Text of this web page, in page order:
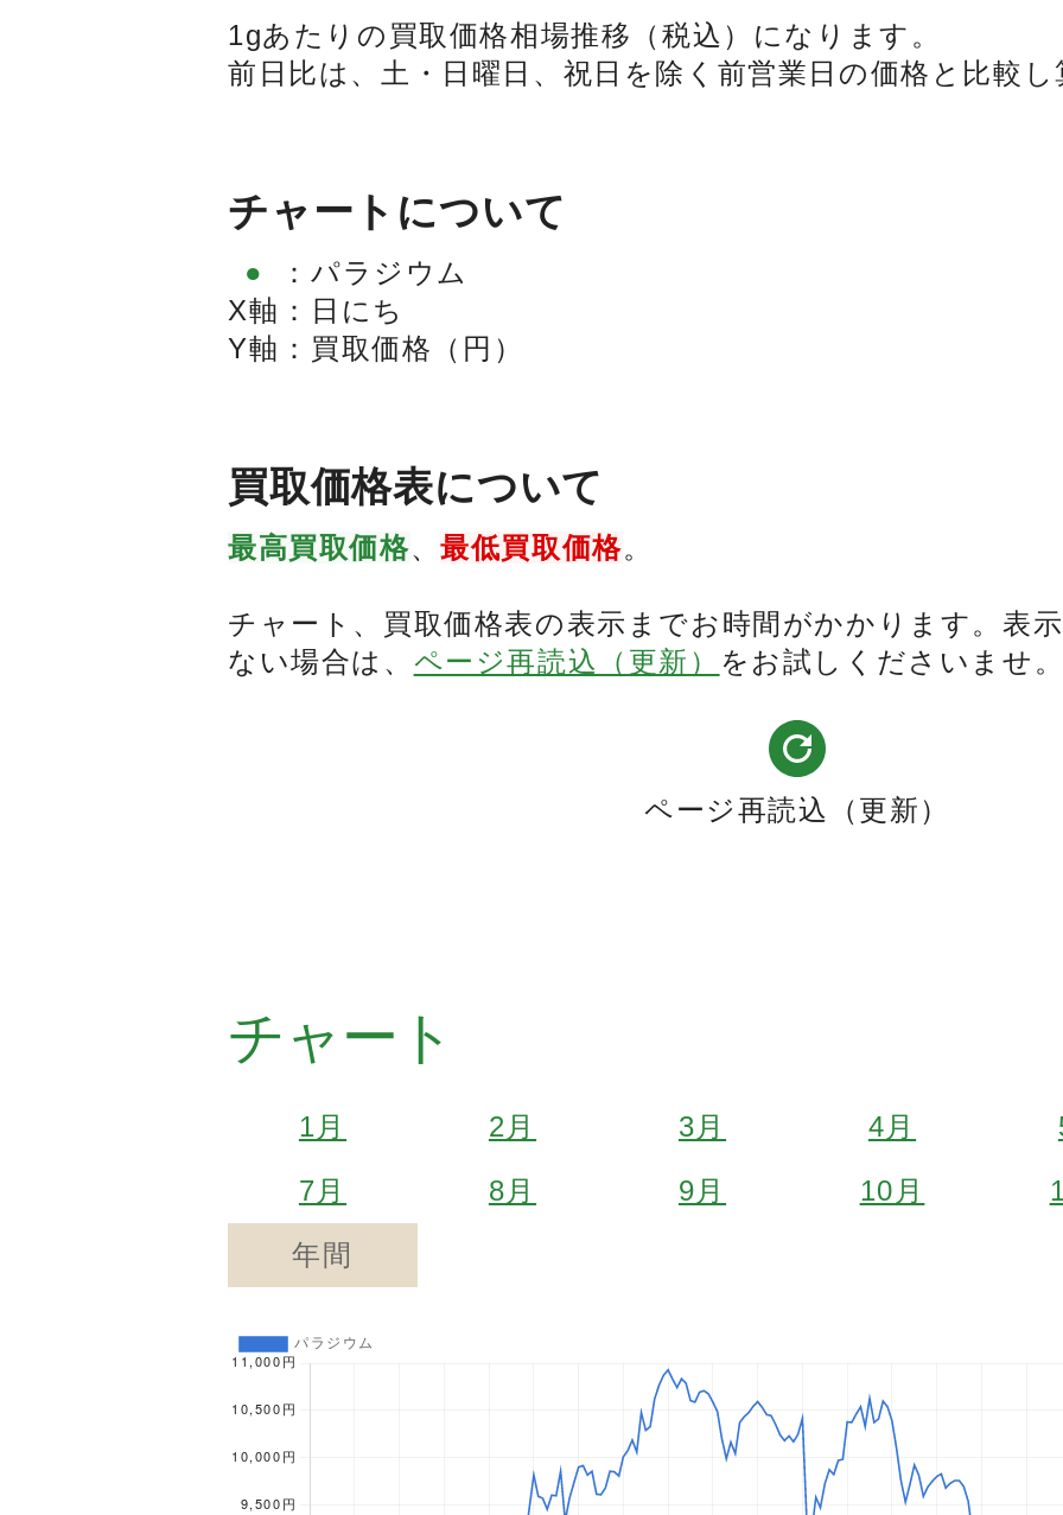
1gあたりの買取価格相場推移（税込）になります。
前日比は、土・日曜日、祝日を除く前営業日の価格と比較し
チャートについて
● ： パラジウム
X軸 ：
日にち
Y軸 ： 買取価格（円）
買取価格表について
最高買取価格、最低買取価格。
チャート、買取価格表の表示までお時間がかかります。表
ない場合は、 ページ再読込（更新） をお試しくださいませ。
ページ再読込（更新）
チャート
1月 2月 3月 4月
7月
8月 9月 10月
年間